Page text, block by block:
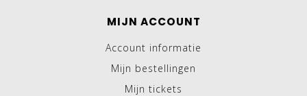
MIJN ACCOUNT
Account informatie
Mijn bestellingen
Mijn tickets